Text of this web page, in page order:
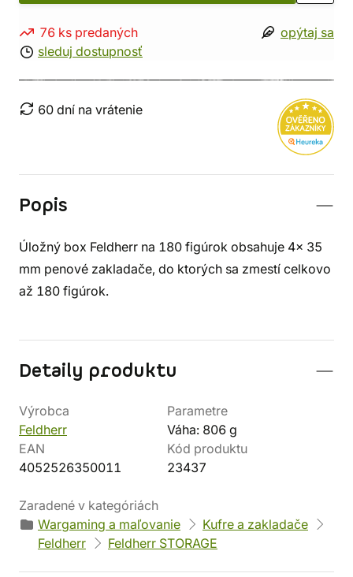
76 ks predaných
sleduj dostupnosť
opýtaj sa
60 dní na vrátenie
Popis
Úložný box Feldherr na 180 figúrok obsahuje 4x 35
mm penové zakladače, do ktorých sa zmestí celkovo
až 180 figúrok.
Detaily produktu
Výrobca
Feldherr
Parametre
Váha: 806 g
EAN
4052526350011
Kód produktu
23437
Zaradené v kategóriách
Wargaming a maľovanie
Kufre a zakladače
Feldherr
Feldherr STORAGE